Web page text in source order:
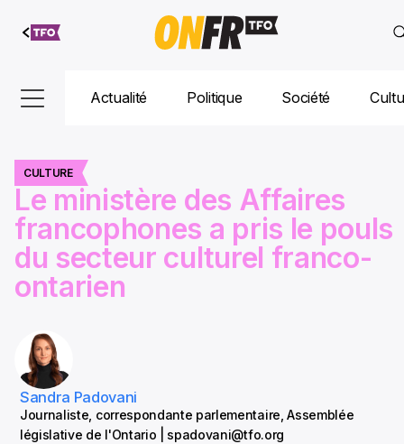
Aller au
contenu
Actualité Politique Société
CULTURE
Le ministère des Affaires
francophones a pris le pouls
du secteur culturel franco-
ontarien
Sandra Padovani
Journaliste, correspondante parlementaire, Assemblée
législative de l'Ontario | spadovani@tfo.org